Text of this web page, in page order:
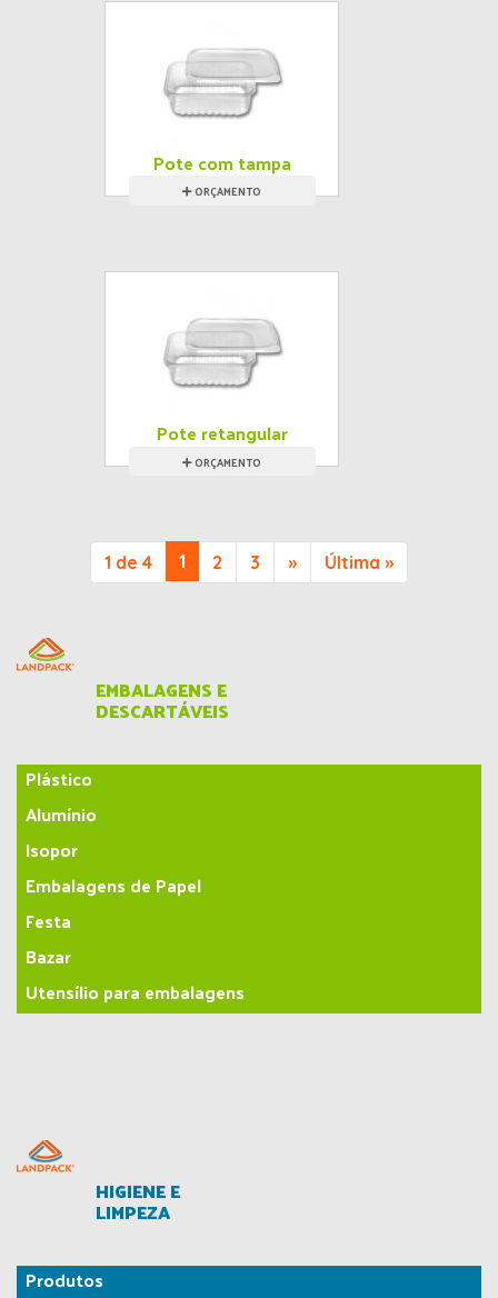
Pote com tampa
ORÇAMENTO
Pote retangular
descartável
ORÇAMENTO
1 de 4 1 2 3 » Última »
EMBALAGENS E
DESCARTÁVEIS
Plástico
Alumínio
Isopor
Embalagens de Papel
Festa
Bazar
Utensílio para embalagens
HIGIENE E
LIMPEZA
Produtos